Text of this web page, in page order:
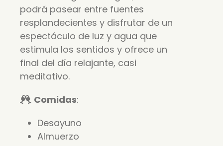
podrá pasear entre fuentes
resplandecientes y disfrutar de un
espectáculo de luz y agua que
estimula los sentidos y ofrece un
final del día relajante, casi
meditativo.
Comidas:
Desayuno
Almuerzo